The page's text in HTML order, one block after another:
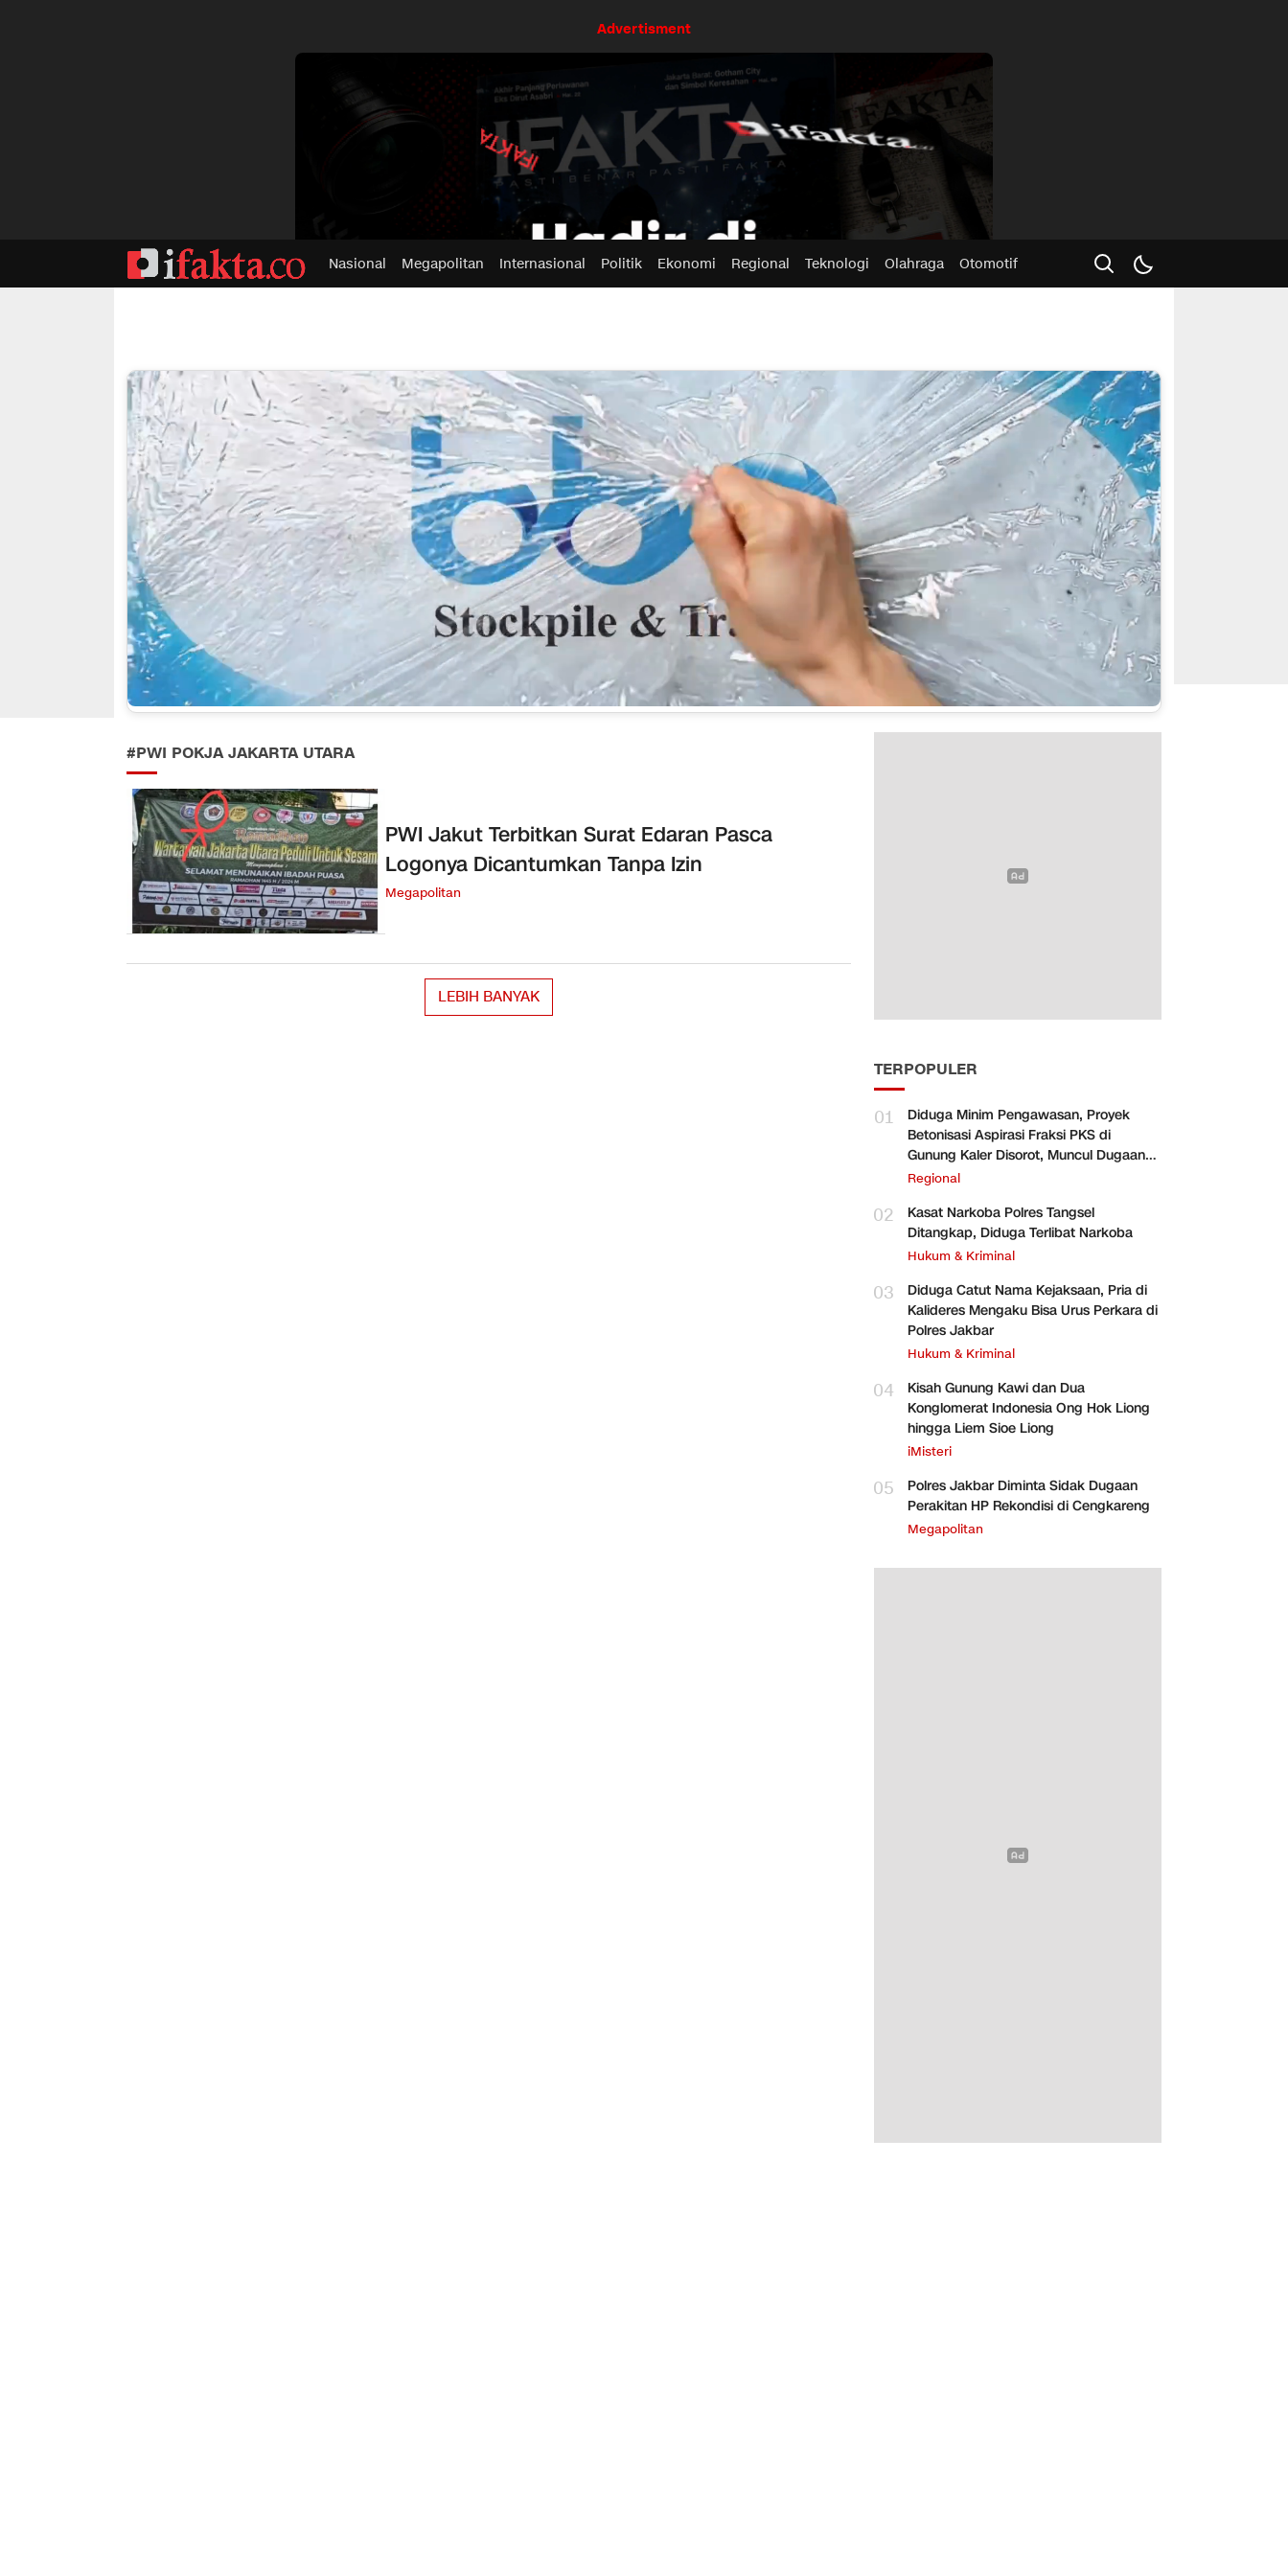
Advertisment
Nasional Megapolitan Internasional Politik Ekonomi Regional Teknologi Olahraga Otomotif
#PWI POKJA JAKARTA UTARA
PWI Jakut Terbitkan Surat Edaran Pasca
Logonya Dicantumkan Tanpa Izin
Megapolitan
LEBIH BANYAK
TERPOPULER
01
Diduga Minim Pengawasan, Proyek
Betonisasi Aspirasi Fraksi PKS di
Gunung Kaler Disorot, Muncul Dugaan
Pengurangan Volume
Regional
02
Kasat Narkoba Polres Tangsel
Ditangkap, Diduga Terlibat Narkoba
Hukum & Kriminal
03
Diduga Catut Nama Kejaksaan, Pria di
Kalideres Mengaku Bisa Urus Perkara di
Polres Jakbar
Hukum & Kriminal
04
Kisah Gunung Kawi dan Dua
Konglomerat Indonesia Ong Hok Liong
hingga Liem Sioe Liong
iMisteri
05
Polres Jakbar Diminta Sidak Dugaan
Perakitan HP Rekondisi di Cengkareng
Megapolitan